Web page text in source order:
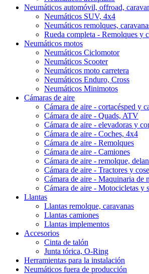
Neumáticos automóvil, offroad,
Neumáticos SUV, 4x4
Neumáticos remolques,
Rueda completa - Remolques y
Neumáticos motos
Neumáticos Ciclomotor
Neumáticos Scooter
Neumáticos moto carretera
Neumáticos Enduro, Cross
Neumáticos Minimotos
Cámaras de aire
Cámara de aire - cortacésped y
Cámara de aire - Quads, ATV
Cámara de aire - elevadoras y
Cámara de aire - Coches, 4x4
Cámara de aire - Remolques
Cámara de aire - Camiones
Cámara de aire - remolque,
Cámara de aire - Tractores y
Cámara de aire - Maquinaria de
Cámara de aire - Motocicletas y
Llantas
Llantas remolque, caravanas
Llantas camiones
Llantas implementos
Accesorios
Cinta de talón
Junta tórica, O-Ring
Herramientas para la instalación
Neumáticos fuera de producción